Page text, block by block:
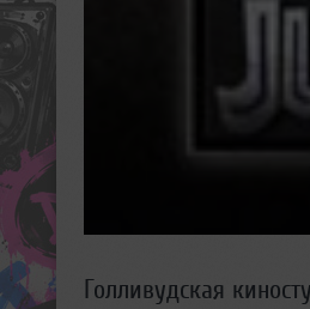
Голливудская